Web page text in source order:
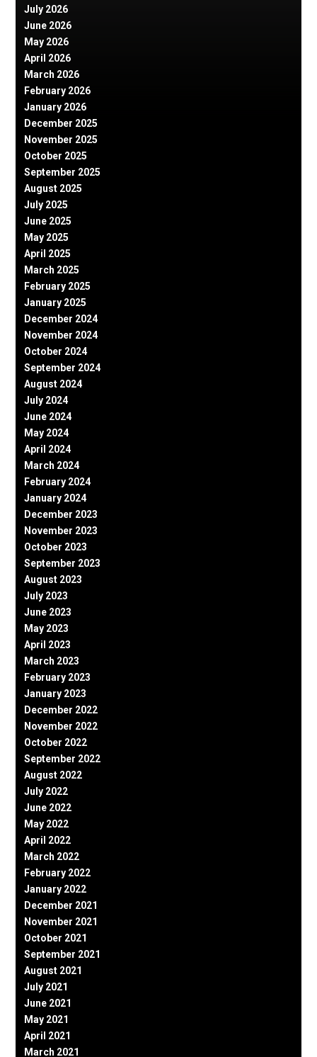
July 2026
June 2026
May 2026
April 2026
March 2026
February 2026
January 2026
December 2025
November 2025
October 2025
September 2025
August 2025
July 2025
June 2025
May 2025
April 2025
March 2025
February 2025
January 2025
December 2024
November 2024
October 2024
September 2024
August 2024
July 2024
June 2024
May 2024
April 2024
March 2024
February 2024
January 2024
December 2023
November 2023
October 2023
September 2023
August 2023
July 2023
June 2023
May 2023
April 2023
March 2023
February 2023
January 2023
December 2022
November 2022
October 2022
September 2022
August 2022
July 2022
June 2022
May 2022
April 2022
March 2022
February 2022
January 2022
December 2021
November 2021
October 2021
September 2021
August 2021
July 2021
June 2021
May 2021
April 2021
March 2021